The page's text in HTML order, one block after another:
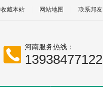
收藏本站 网站地图 联系邦友
河南服务热线：
13938477122